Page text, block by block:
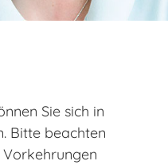
Sie sich in
Bitte beachten